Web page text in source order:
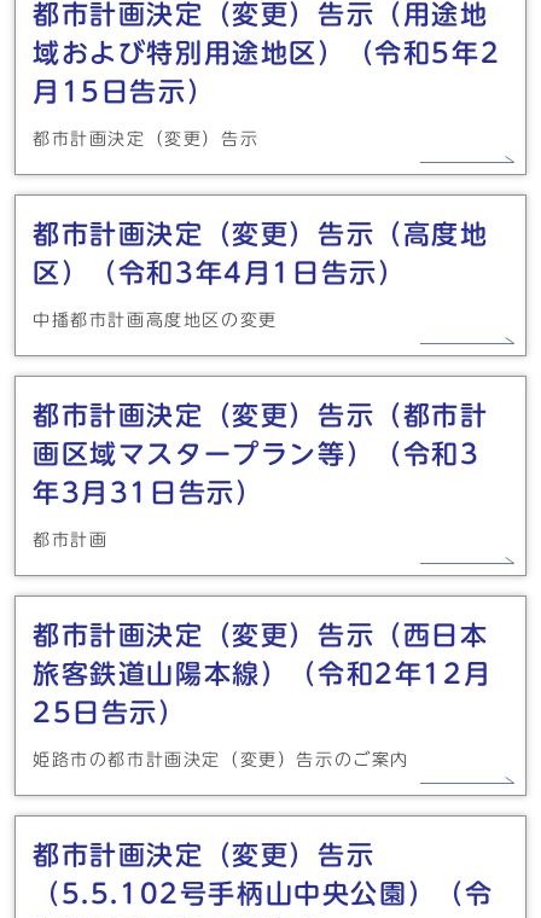
都市計画決定（変更）告示（用途地
域および特別用途地区）（令和5年2
月15日告示）
都市計画決定（変更）告示
都市計画決定（変更）告示（高度地
区）（令和3年4月1日告示）
中播都市計画高度地区の変更
都市計画決定（変更）告示（都市計
画区域マスタープラン等）（令和3
年3月31日告示）
都市計画
都市計画決定（変更）告示（西日本
旅客鉄道山陽本線）（令和2年12月
25日告示）
姫路市の都市計画決定（変更）告示のご案内
都市計画決定（変更）告示
（5.5.102号手柄山中央公園）（令